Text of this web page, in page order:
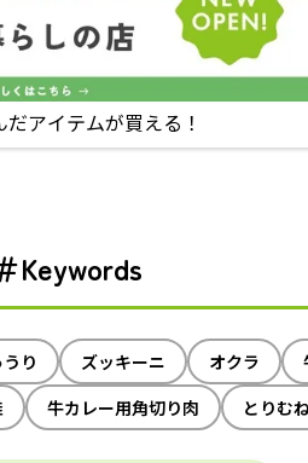
アイテムが買える！
Keywords
り ズッキーニ オクラ
牛カレー用角切り肉 とりむ